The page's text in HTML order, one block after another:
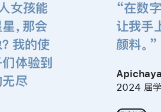
女孩能
，那会
我的使
体验到
尽
“在数
让我手
颜料。”
2024 届